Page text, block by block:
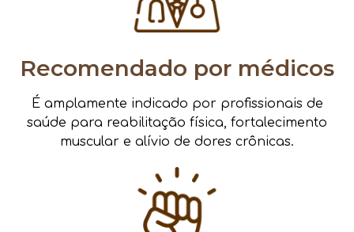
Recomendado por médicos
É amplamente indicado por profissionais de
saúde para reabilitação física, fortalecimento
muscular e alívio de dores crônicas.